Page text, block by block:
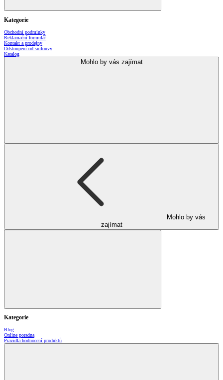
Kategorie
Obchodní podmínky
Reklamační formulář
Kontakt a prodejny
Odstoupení od smlouvy
Katalog
Mohlo by vás zajímat
Mohlo by vás
zajímat
Kategorie
Blog
Online poradna
Pravidla hodnocení produktů